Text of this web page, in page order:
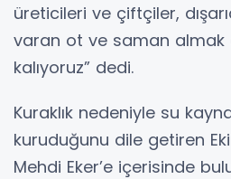
üreticileri ve çiftçiler,
varan ot ve saman almak
kalıyoruz” dedi.
Kuraklık nedeniyle su
kuruduğunu dile getiren
Mehdi Eker’e içerisinde